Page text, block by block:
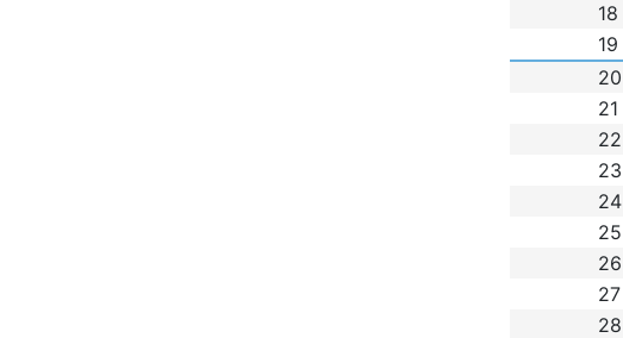
18
19
20
21
22
23
24
25
26
27
28